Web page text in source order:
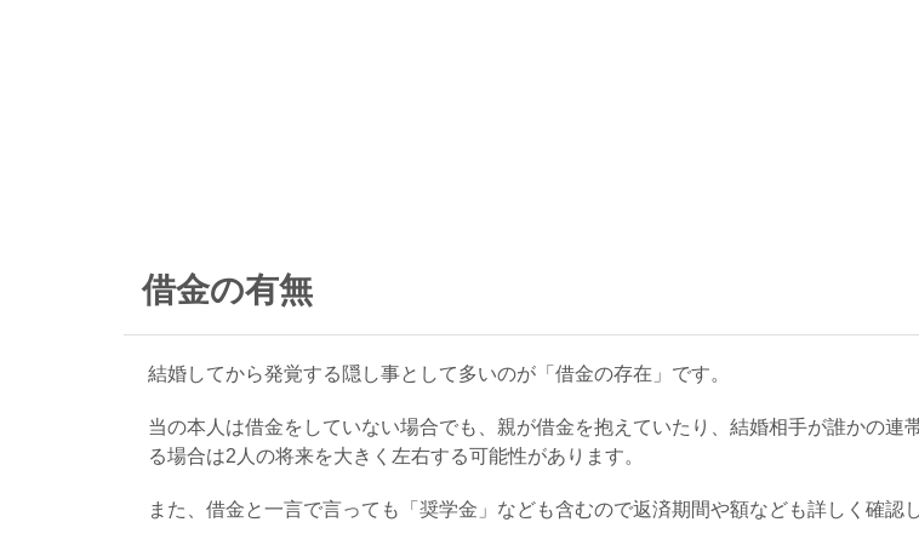
借金の有無
結婚してから発覚する隠し事として多いのが「借金の存在」です。
当の本人は借金をしていない場合でも、親が借金を抱えていたり、結婚相手が誰かの連
る場合は2人の将来を大きく左右する可能性があります。
また、借金と一言で言っても「奨学金」なども含むので返済期間や額なども詳しく確認